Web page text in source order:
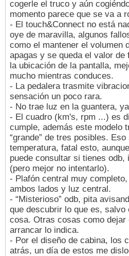
cogerle el truco y aún
momento parece que se va a
- El touch&Connect no está
oye de maravilla, algunos
como el mantener el volumen
apagas y se queda el valor de
la ubicación de la pantalla,
mucho mientras conduces.
- La pedalera trasmite
sensación un poco rara.
- No trae luz en la guantera,
- El cuadro (km's, rpm ...) es
cumple, además este modelo
“grande” de tres posibles.
temperatura, fatal esto,
puede consultar si tienes odb,
(pero mejor no intentarlo).
- Plafón central muy
ambos lados y luz central.
- “Misterioso” odb, pita
que descubrir lo que es, salvo
cosa. Otras cosas como dejar
arrancar lo indica.
- Por el diseño de cabina, los
atrás, un día de estos me